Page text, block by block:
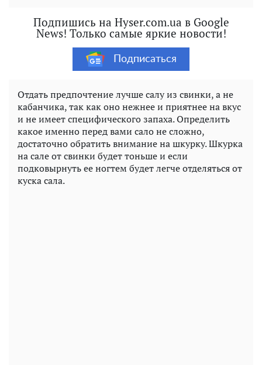
Подпишись на Hyser.com.ua в Google
News! Только самые яркие новости!
Подписаться
Отдать предпочтение лучше салу из свинки, а не
кабанчика, так как оно нежнее и приятнее на вкус
и не имеет специфического запаха. Определить
какое именно перед вами сало не сложно,
достаточно обратить внимание на шкурку. Шкурка
на сале от свинки будет тоньше и если
подковырнуть ее ногтем будет легче отделяться от
куска сала.